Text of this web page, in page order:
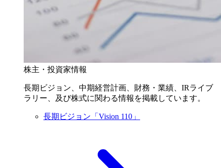
株主・投資家情報
長期ビジョン、中期経営計画、財務・業績、IRライブ
ラリー、及び株式に関わる情報を掲載しています。
長期ビジョン「Vision 110」